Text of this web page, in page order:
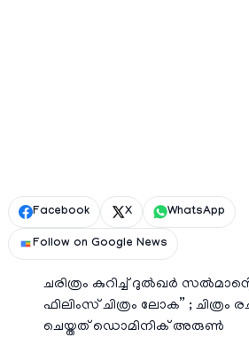
Facebook X WhatsApp
Follow on Google News
ചരിത്രം കുറിച്ച് ദുൽഖർ
ഫിലിംസ് ചിത്രം ലോക” ; ചിത്രം
ചെയ്തത് ഡൊമിനിക് അരുൺ